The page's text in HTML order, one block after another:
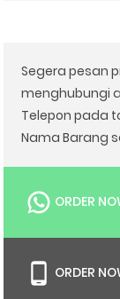
Segera pesan
menghubungi
Telepon pada
Nama Barang
ORDER
ORDER